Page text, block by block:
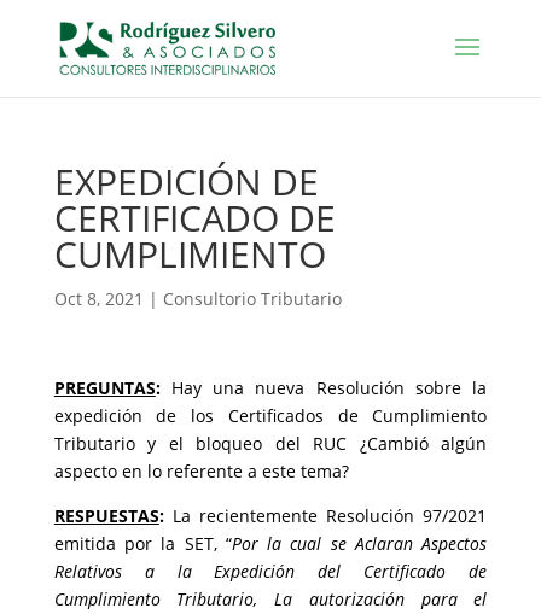
EXPEDICIÓN DE
CERTIFICADO DE
CUMPLIMIENTO
Oct 8, 2021 | Consultorio Tributario
PREGUNTAS: Hay una nueva Resolución sobre la
expedición de los Certificados de Cumplimiento
Tributario y el bloqueo del RUC ¿Cambió algún
aspecto en lo referente a este tema?
RESPUESTAS: La recientemente Resolución 97/2021
emitida por la SET, “Por la cual se Aclaran Aspectos
Relativos a la Expedición del Certificado de
Cumplimiento Tributario, La autorización para el